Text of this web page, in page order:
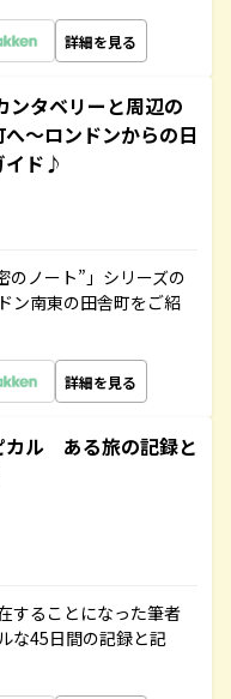
詳細を見る
ンタベリーと周辺の
～ロンドンからの日
イド♪
のノート”」シリーズの
ン南東の田舎町をご紹
詳細を見る
カル ある旅の記録と
することになった筆者
な45日間の記録と記